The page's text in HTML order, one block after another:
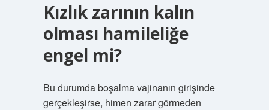
Kızlık zarının kalın
olması hamileliğe
engel mi?
Bu durumda boşalma vajinanın girişinde
gerçekleşirse, himen zarar görmeden